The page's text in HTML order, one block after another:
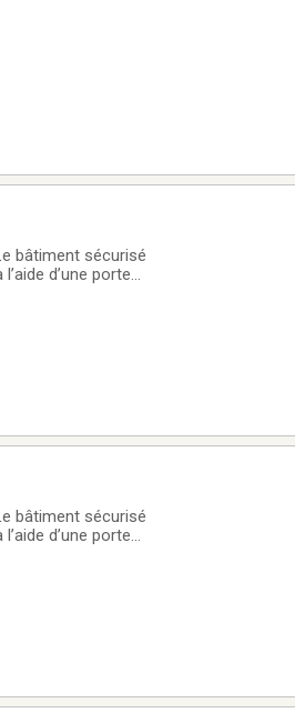
bâtiment sécurisé
d’une porte
bâtiment sécurisé
d’une porte